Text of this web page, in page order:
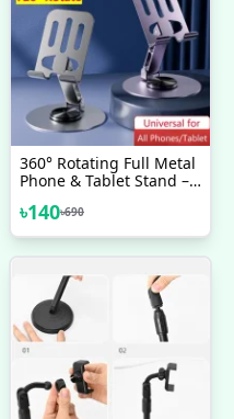
360° Rotating Full Metal
Phone & Tablet Stand –
Adjustable Desktop
Holder For Mobile
৳140৳690